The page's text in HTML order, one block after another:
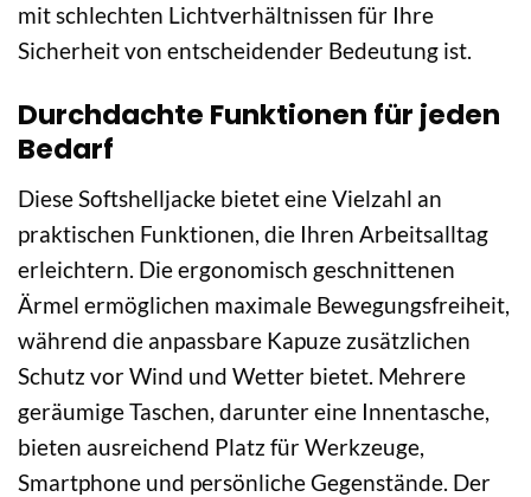
mit schlechten Lichtverhältnissen für Ihre
Sicherheit von entscheidender Bedeutung ist.
Durchdachte Funktionen für jeden
Bedarf
Diese Softshelljacke bietet eine Vielzahl an
praktischen Funktionen, die Ihren Arbeitsalltag
erleichtern. Die ergonomisch geschnittenen
Ärmel ermöglichen maximale Bewegungsfreiheit,
während die anpassbare Kapuze zusätzlichen
Schutz vor Wind und Wetter bietet. Mehrere
geräumige Taschen, darunter eine Innentasche,
bieten ausreichend Platz für Werkzeuge,
Smartphone und persönliche Gegenstände. Der